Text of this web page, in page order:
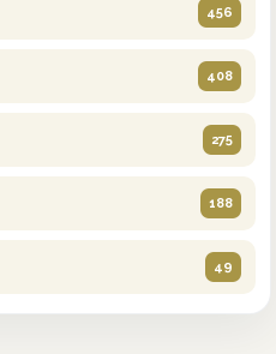
456
408
275
188
49